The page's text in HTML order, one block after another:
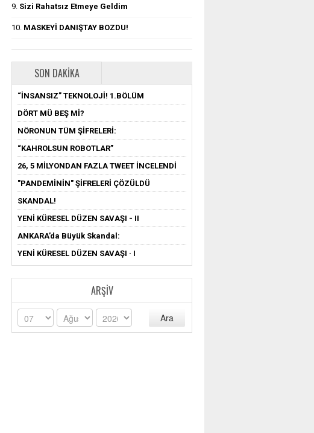
9. Sizi Rahatsız Etmeye Geldim
10. MASKEYİ DANIŞTAY BOZDU!
SON DAKIKA
“İNSANSIZ” TEKNOLOJİ! 1.BÖLÜM
DÖRT MÜ BEŞ Mİ?
NÖRONUN TÜM ŞİFRELERİ:
“KAHROLSUN ROBOTLAR”
26, 5 MİLYONDAN FAZLA TWEET İNCELENDİ
"PANDEMİNİN" ŞİFRELERİ ÇÖZÜLDÜ
SKANDAL!
YENİ KÜRESEL DÜZEN SAVAŞI - II
ANKARA’da Büyük Skandal:
YENİ KÜRESEL DÜZEN SAVAŞI · I
ARŞIV
Ara